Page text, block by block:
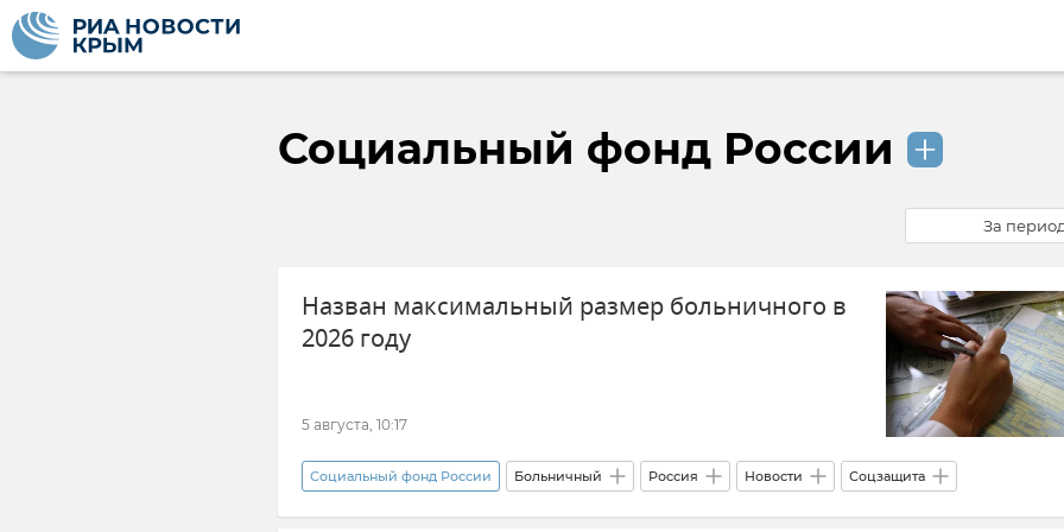
Социальный фонд России
За
Назван максимальный размер больничного в
2026 году
5 августа, 10:17
Социальный фонд России Больничный Россия Новости Соцзащита